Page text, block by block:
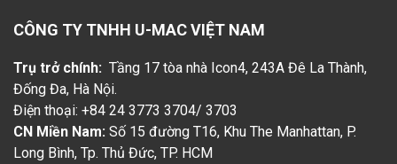
CÔNG TY TNHH U-MAC VIỆT NAM
Trụ trở chính: Tầng 17 tòa nhà Icon4, 243A Đê La Thành,
Đống Đa, Hà Nội.
Điện thoại: +84 24 3773 3704/ 3703
CN Miền Nam: Số 15 đường T16, Khu The Manhattan, P.
Long Bình, Tp. Thủ Đức, TP. HCM